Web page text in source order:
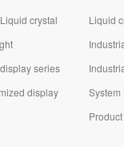
crystal
(LCD)
Liquid
series
series
display
Board